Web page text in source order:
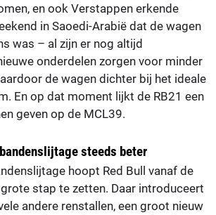
en ook Verstappen erkende
in Saoedi-Arabië dat de wagen
was – al zijn er nog altijd
onderdelen zorgen voor minder
de wagen dichter bij het ideale
En op dat moment lijkt de RB21 een
geven op de MCL39.
steeds beter
hoopt Red Bull vanaf de
stap te zetten. Daar introduceert
andere renstallen, een groot nieuw